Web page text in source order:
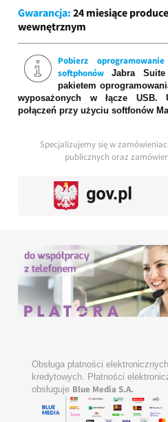
Gwarancja: 24 miesiące
wewnętrznym
Pobierz
softphonów
Jabra
pakietem
wyposażonych w łącze USB.
połączeń przy użyciu softfonów
Specjalizujemy się w
publicznych oraz
Obsługa płatności
kredytowych. Płatności
obsługuje Blue Media S.A.